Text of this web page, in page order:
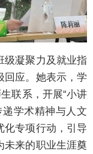
级凝聚力及就业指
回应。她表示，学
联系，开展“小讲
学术精神与人文
化专项行动，引导
未来的职业生涯奠